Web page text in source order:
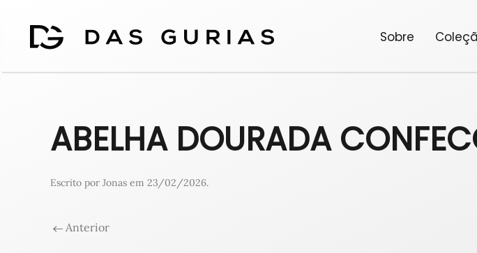
Sobre
ABELHA DOURADA
Escrito por Jonas em 23/02/2026.
Anterior